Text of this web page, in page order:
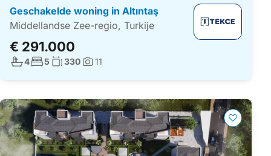
Geschakelde woning in Altıntaş
Middellandse Zee-regio, Turkije
€ 291.000
Aantal badkamers:
4Aantal slaapkamers:
5 Woonoppervlakte:
330Foto's:
11